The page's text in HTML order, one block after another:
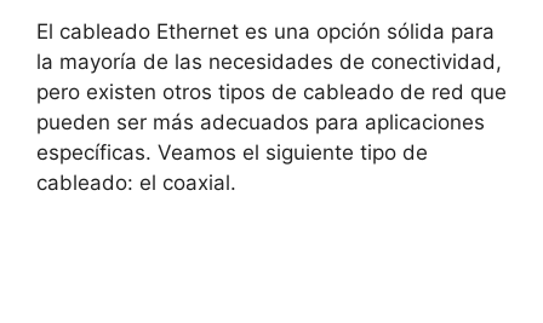
El cableado Ethernet es una opción sólida para
la mayoría de las necesidades de conectividad,
pero existen otros tipos de cableado de red que
pueden ser más adecuados para aplicaciones
específicas. Veamos el siguiente tipo de
cableado: el coaxial.